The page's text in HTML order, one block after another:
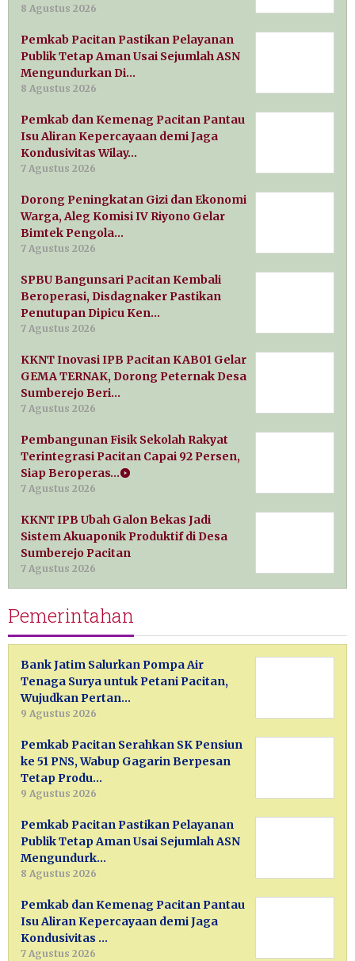
8 Agustus 2026
Pemkab Pacitan Pastikan Pelayanan
Publik Tetap Aman Usai Sejumlah ASN
Mengundurkan Di…
8 Agustus 2026
Pemkab dan Kemenag Pacitan Pantau
Isu Aliran Kepercayaan demi Jaga
Kondusivitas Wilay…
7 Agustus 2026
Dorong Peningkatan Gizi dan Ekonomi
Warga, Aleg Komisi IV Riyono Gelar
Bimtek Pengola…
7 Agustus 2026
SPBU Bangunsari Pacitan Kembali
Beroperasi, Disdagnaker Pastikan
Penutupan Dipicu Ken…
7 Agustus 2026
KKNT Inovasi IPB Pacitan KAB01 Gelar
GEMA TERNAK, Dorong Peternak Desa
Sumberejo Beri…
7 Agustus 2026
Pembangunan Fisik Sekolah Rakyat
Terintegrasi Pacitan Capai 92 Persen,
Siap Beroperas…
7 Agustus 2026
KKNT IPB Ubah Galon Bekas Jadi
Sistem Akuaponik Produktif di Desa
Sumberejo Pacitan
7 Agustus 2026
Pemerintahan
Bank Jatim Salurkan Pompa Air
Tenaga Surya untuk Petani Pacitan,
Wujudkan Pertan…
9 Agustus 2026
Pemkab Pacitan Serahkan SK Pensiun
ke 51 PNS, Wabup Gagarin Berpesan
Tetap Produ…
9 Agustus 2026
Pemkab Pacitan Pastikan Pelayanan
Publik Tetap Aman Usai Sejumlah ASN
Mengundurk…
8 Agustus 2026
Pemkab dan Kemenag Pacitan Pantau
Isu Aliran Kepercayaan demi Jaga
Kondusivitas …
7 Agustus 2026